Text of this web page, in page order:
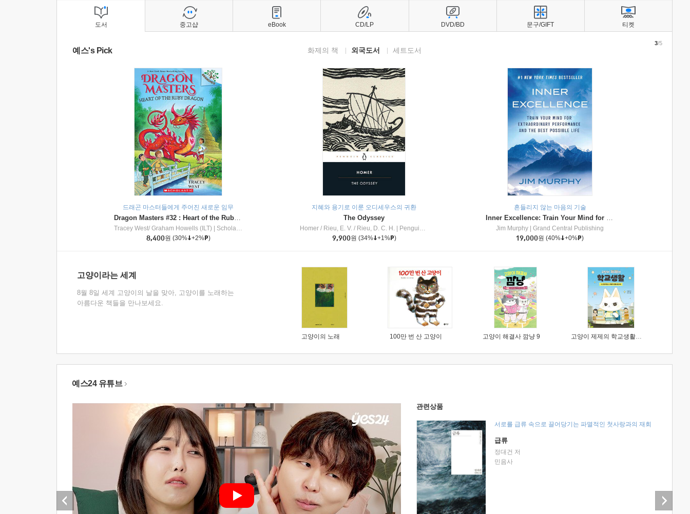
도서
예스's Pick 화제의 책 외국도서 세트도서
드래곤 마스터들에게 주어진 새로운 임무
Dragon Masters #32 : Heart of the Ruby Dragon (A Branches Book)
Tracey West/ Graham Howells (ILT)
Scholastic Inc
8,400원 (30% +2% )
지혜와 용기로 이룬 오디세우스의 귀환
The Odyssey
Homer / Rieu, E. V. / Rieu, D. C. H.
Penguin Group
9,900원 (34% +1% )
흔들리지 않는 마음의 기술
Inner Excellence: Train Your Mind for Extraordinary Performance and the Best Possible Life
Jim Murphy
Grand Central Publishing
19,000원 (40% +0% )
3/5
고양이라는 세계
8월 8일 세계 고양이의 날을 맞아, 고양이를 노래하는
아름다운 책들을 만나보세요.
고양이의 노래 100만 번 산 고양이 고양이 해결사 깜냥 9 고양이 제제의 학교생활 1 : 초등학생이 이렇게 힘들 줄이야
중고샵 eBook CD/LP DVD/BD 문구/GIFT 티켓
예스24 유튜브
관련상품
서로를 급류 속으로 끌어당기는 파멸적인 첫사랑과의 재회
급류
정대건 저
민음사